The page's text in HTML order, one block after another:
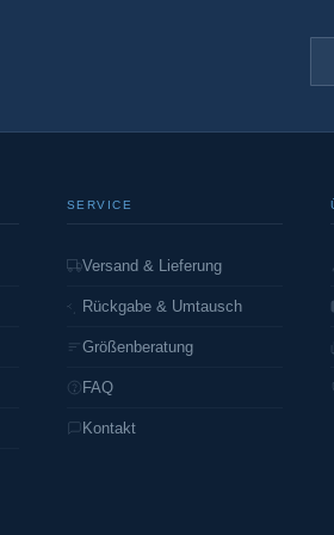
SERVICE
Versand & Lieferung
Rückgabe & Umtausch
Größenberatung
FAQ
Kontakt